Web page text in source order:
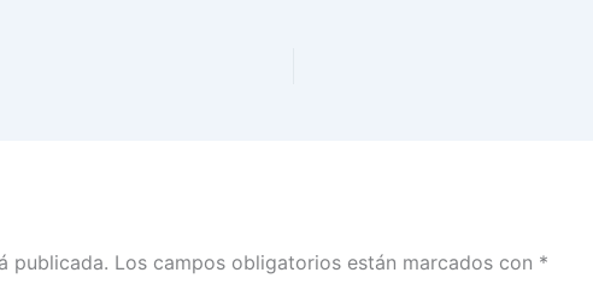
publicada. Los campos obligatorios están marcados con *